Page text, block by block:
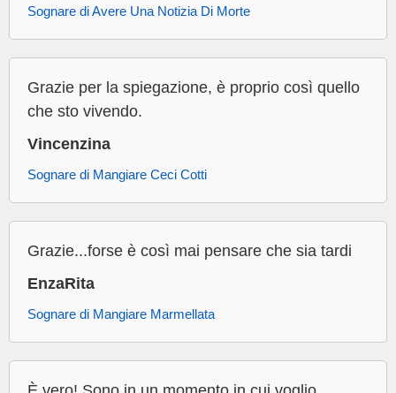
Sognare di Avere Una Notizia Di Morte
Grazie per la spiegazione, è proprio così quello
che sto vivendo.
Vincenzina
Sognare di Mangiare Ceci Cotti
Grazie...forse è così mai pensare che sia tardi
EnzaRita
Sognare di Mangiare Marmellata